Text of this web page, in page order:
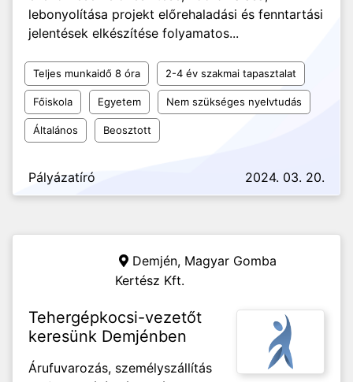
lebonyolítása projekt előrehaladási és fenntartási
jelentések elkészítése folyamatos...
Teljes munkaidő 8 óra 2-4 év szakmai tapasztalat
Főiskola Egyetem Nem szükséges nyelvtudás
Általános Beosztott
Pályázatíró 2024. 03. 20.
Demjén, Magyar Gomba
Kertész Kft.
Tehergépkocsi-vezetőt
keresünk Demjénben
Árufuvarozás, személyszállítás